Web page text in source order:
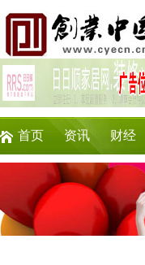
首页 资讯 财经
游戏 美食